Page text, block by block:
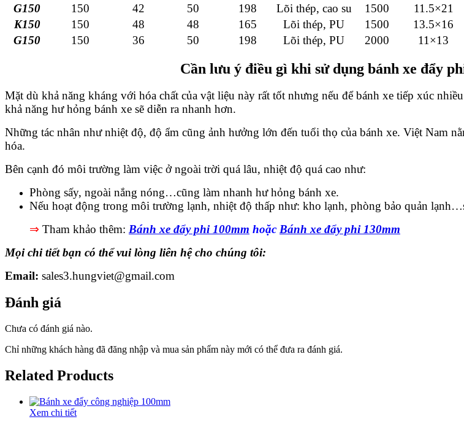
G150
150 42 50 198 Lõi thép, cao su 1500
11.5×21
K150
150 48 48 165 Lõi thép, PU 1500
13.5×16
G150
150 36 50 198 Lõi thép, PU 2000 11×13
Cần lưu ý điều gì khi sử dụng bánh xe đẩy
Mặt dù khả năng kháng với hóa chất của vật liệu này rất tốt nhưng nếu để bánh xe tiếp xúc
khả năng hư hỏng bánh xe sẽ diễn ra nhanh hơn.
Những tác nhân như nhiệt độ, độ ẩm cũng ảnh hưởng lớn đến tuổi thọ của bánh xe. Việt Nam
hóa.
Bên cạnh đó môi trường làm việc ở ngoài trời quá lâu, nhiệt độ quá cao như:
Phòng sấy, ngoài nắng nóng…cũng làm nhanh hư hỏng bánh xe.
Nếu hoạt động trong môi trường lạnh, nhiệt độ thấp như: kho lạnh, phòng bảo quản
⇒ Tham khảo thêm: Bánh xe đẩy phi 100mm hoặc Bánh xe đẩy phi 130mm
Mọi chi tiết bạn có thể vui lòng liên hệ cho chúng tôi:
Email: sales3.hungviet@gmail.com
Đánh giá
Chưa có đánh giá nào.
Chỉ những khách hàng đã đăng nhập và mua sản phẩm này mới có thể đưa ra đánh giá.
Related Products
Xem chi tiết